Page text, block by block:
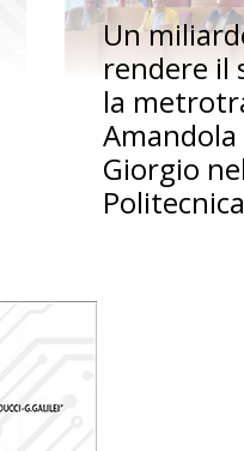
Un
rendere il
la
Amandola
Giorgio
Politecnica